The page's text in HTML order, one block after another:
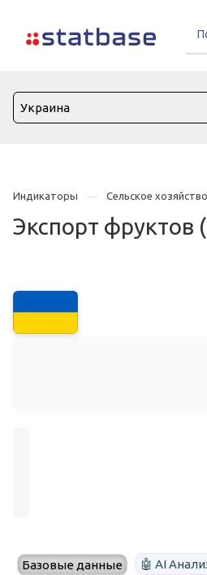
Индикаторы Сельское хозяйство
Экспорт фруктов
Базовые данные 🤖 AI